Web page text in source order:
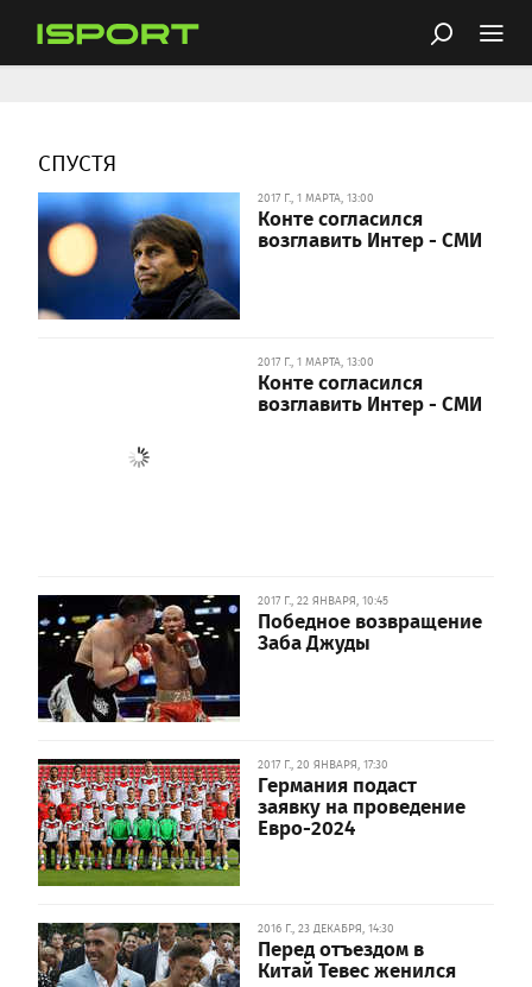
СПУСТЯ
2017 Г., 1 МАРТА, 13:00
Конте согласился
возглавить Интер - СМИ
2017 Г., 1 МАРТА, 13:00
Конте согласился
возглавить Интер - СМИ
2017 Г., 22 ЯНВАРЯ, 10:45
Победное возвращение
Заба Джуды
2017 Г., 20 ЯНВАРЯ, 17:30
Германия подаст
заявку на проведение
Евро-2024
2016 Г., 23 ДЕКАБРЯ, 14:30
Перед отъездом в
Китай Тевес женился